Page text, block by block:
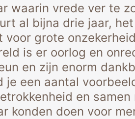
waarin vrede ver te
al bijna drie jaar,
grote
is er oorlog en
en zijn enorm
je een aantal
en samen
konden doen voor